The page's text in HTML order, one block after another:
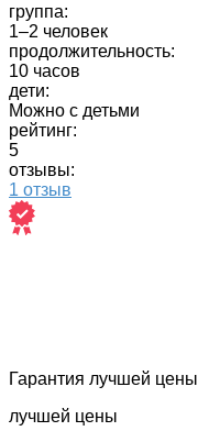
группа:
1–2 человек
продолжительность:
10 часов
дети:
Можно с детьми
рейтинг:
5
отзывы:
1 отзыв
Гарантия лучшей цены
лучшей цены